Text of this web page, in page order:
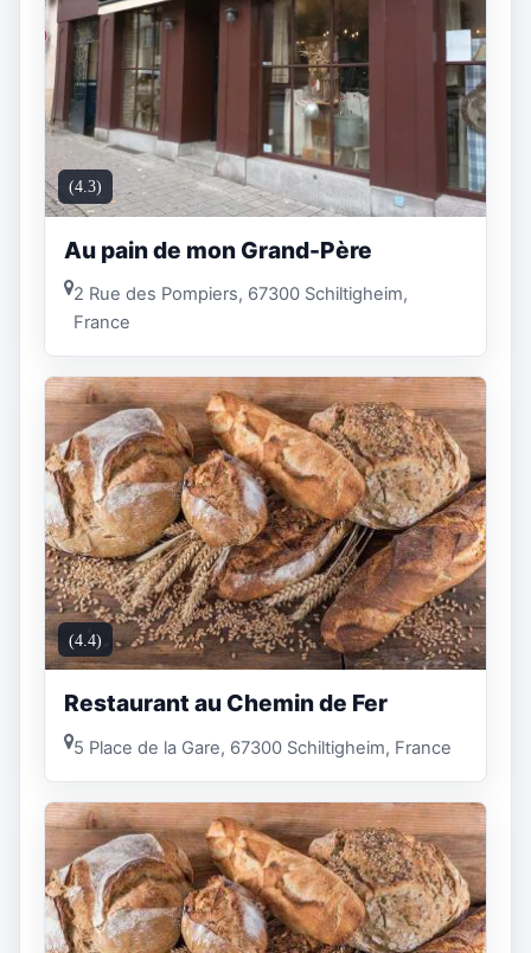
(4.3)
Au pain de mon Grand-Père
2 Rue des Pompiers, 67300 Schiltigheim,
France
(4.4)
Restaurant au Chemin de Fer
5 Place de la Gare, 67300 Schiltigheim, France